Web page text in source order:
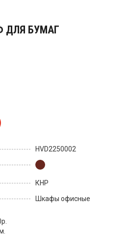
ДЛЯ БУМАГ
HVD2250002
КНР
Шкафы офисные